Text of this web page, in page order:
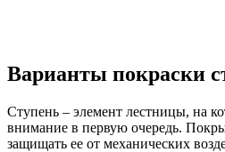
Варианты покраски
Ступень – элемент лестницы, на
внимание в первую очередь.
защищать ее от механических